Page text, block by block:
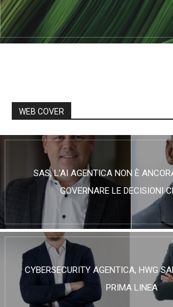
WEB COVER
SAS, L’AI AGENTICA NON È
GOVERNARE LE DECISIONI
CYBERSECURITY AGENTICA, HWG
PRIMA LINEA